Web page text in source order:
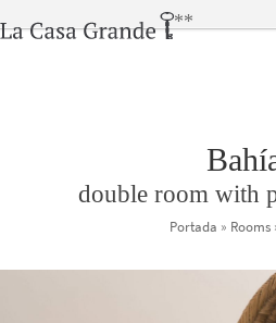
to
**
Open
Close
double room with
Portada » Rooms